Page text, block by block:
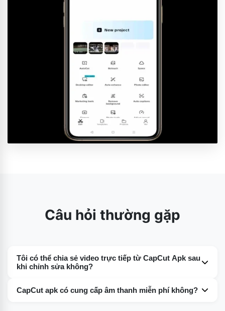
Câu hỏi thường gặp
Tôi có thể chia sẻ video trực tiếp từ CapCut Apk sau
khi chỉnh sửa không?
Có. CapCut Apk luôn hỏi người dùng sau khi họ hoàn tất
chỉnh sửa xem họ có muốn chia sẻ tệp đã chỉnh sửa hay
CapCut apk có cung cấp âm thanh miễn phí không?